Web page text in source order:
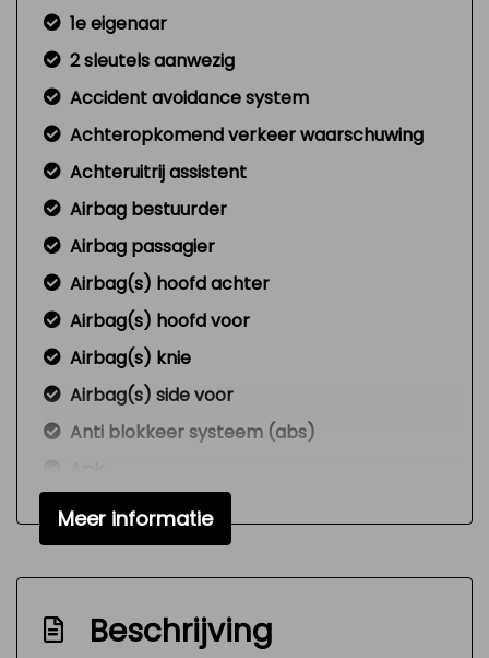
1e eigenaar
2 sleutels aanwezig
Accident avoidance system
Achteropkomend verkeer waarschuwing
Achteruitrij assistent
Airbag bestuurder
Airbag passagier
Airbag(s) hoofd achter
Airbag(s) hoofd voor
Airbag(s) knie
Airbag(s) side voor
Anti blokkeer systeem (abs)
Autotelefoonvoorbereiding met bluetooth
Binnen/buitenspiegel automatisch
Bumpers en spiegels in car.kleur
Meer informatie
Beschrijving